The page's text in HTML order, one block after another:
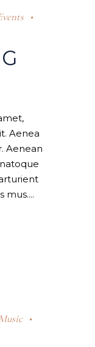
Aenea
Aenean
mus.